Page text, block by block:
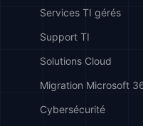
Services TI gérés
Support TI
Solutions Cloud
Migration Microsoft
Cybersécurité